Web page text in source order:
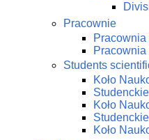
Pracownie
Pracownia
Students
Koło
Koło
Koło